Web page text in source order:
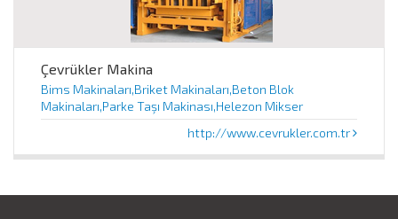
Çevrükler Makina
Bims Makinaları,Briket Makinaları,Beton Blok
Makinaları,Parke Taşı Makinası,Helezon Mikser
http://www.cevrukler.com.tr